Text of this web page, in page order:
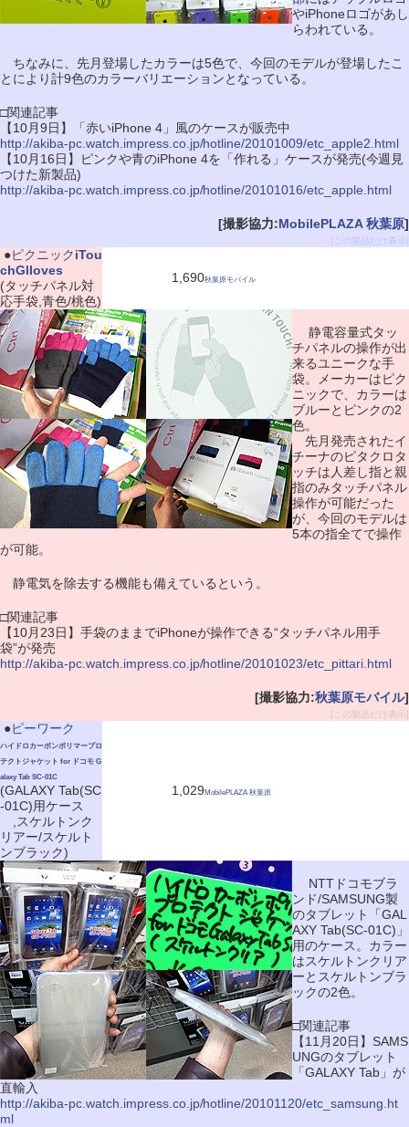
やiPhoneロゴがあし
らわれている。
ちなみに、先月登場したカラーは5色で、今回のモデルが登場したこ
とにより計9色のカラーバリエーションとなっている。
□関連記事
【10月9日】「赤いiPhone 4」風のケースが販売中
http://akiba-pc.watch.impress.co.jp/hotline/20101009/etc_apple2.html
【10月16日】ピンクや青のiPhone 4を「作れる」ケースが発売(今週見
つけた新製品)
http://akiba-pc.watch.impress.co.jp/hotline/20101016/etc_apple.html
[撮影協力:MobilePLAZA 秋葉原]
[この製品だけ表示]
●ピクニックiTou
chGlloves
(タッチパネル対
応手袋,青色/桃色)
1,690秋葉原モバイル
静電容量式タッ
チパネルの操作が出
来るユニークな手
袋。メーカーはピク
ニックで、カラーは
ブルーとピンクの2
色。
先月発売されたイ
チーナのピタクロタ
ッチは人差し指と親
指のみタッチパネル
操作が可能だった
が、今回のモデルは
5本の指全てで操作
が可能。
静電気を除去する機能も備えているという。
□関連記事
【10月23日】手袋のままでiPhoneが操作できる“タッチパネル用手
袋”が発売
http://akiba-pc.watch.impress.co.jp/hotline/20101023/etc_pittari.html
[撮影協力:秋葉原モバイル]
[この製品だけ表示]
●ピーワーク
ハイドロカーボンポリマープロ
テクトジャケット for ドコモ G
alaxy Tab SC-01C
(GALAXY Tab(SC
-01C)用ケース
,スケルトンク
リアー/スケルト
ンブラック)
1,029 MobilePLAZA 秋葉原
NTTドコモブラ
ンド/SAMSUNG製
のタブレット「GAL
AXY Tab(SC-01C)」
用のケース。カラー
はスケルトンクリア
ーとスケルトンブラ
ックの2色。
□関連記事
【11月20日】SAMS
UNGのタブレット
「GALAXY Tab」が
直輸入
http://akiba-pc.watch.impress.co.jp/hotline/20101120/etc_samsung.ht
ml